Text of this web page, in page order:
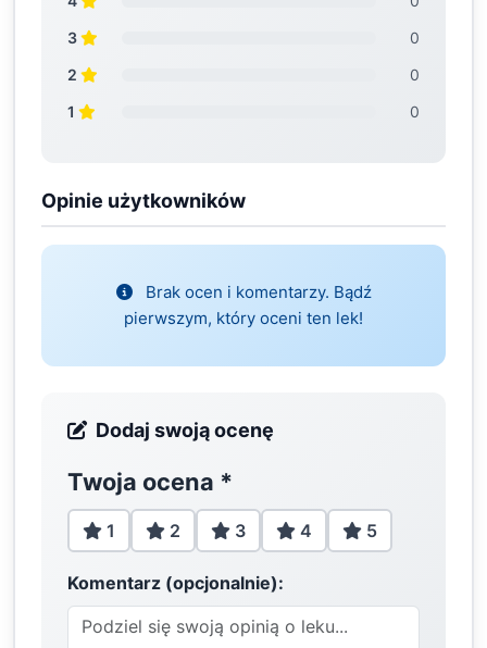
3
0
2
0
1
0
Opinie użytkowników
Brak ocen i komentarzy. Bądź
pierwszym, który oceni ten lek!
Dodaj swoją ocenę
Twoja ocena *
1 2 3 4 5
Komentarz (opcjonalnie):